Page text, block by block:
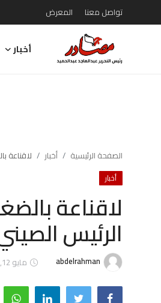
تواصل معنا المعرض
أخبار
الصفحة الرئيسية أخبار لاقناعة
أخبار
لاقناعة
الرئيس
abdelrahman مايو 12, 2026 - 16:21